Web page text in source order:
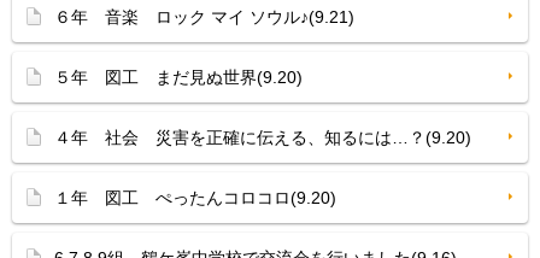
６年 音楽 ロック マイ ソウル♪(9.21)
５年 図工 まだ見ぬ世界(9.20)
４年 社会 災害を正確に伝える、知るには…？(9.20)
１年 図工 ぺったんコロコロ(9.20)